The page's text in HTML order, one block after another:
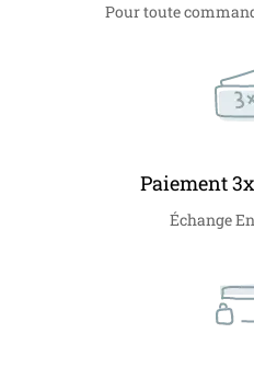
Pour toute
Paiement
Échange